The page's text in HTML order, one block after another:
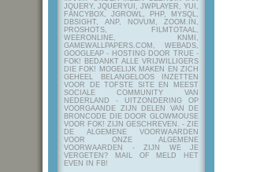
JQUERY, JQUERYUI, JWPLAYER, YUI,
FANCYBOX, JGROWL, PHP, MYSQL,
DBSIGHT, ANP, NOVUM, ZOOM.IN,
PROSHOTS, FILMTOTAAL,
WEERONLINE, KNMI,
GAMEWALLPAPERS.COM, WEBADS,
GOOGLEAP - HOSTING DOOR TRUE -
FOK! BEDANKT ALLE VRIJWILLIGERS
DIE FOK! MOGELIJK MAKEN EN ZICH
GEHEEL BELANGELOOS INZETTEN
VOOR DE TOFSTE SITE EN MEEST
SOCIALE COMMUNITY VAN
NEDERLAND - UITZONDERING OP
VOORGAANDE ZIJN DELEN VAN DE
BRONCODE DIE DOOR GLOWMOUSE
VOOR FOK! ZIJN GESCHREVEN. - ZIE
DE ALGEMENE VOORWAARDEN
VOOR ONZE ALGEMENE
VOORWAARDEN - ZIJN WE JE
VERGETEN? MAIL OF MELD HET
EVEN IN FB!